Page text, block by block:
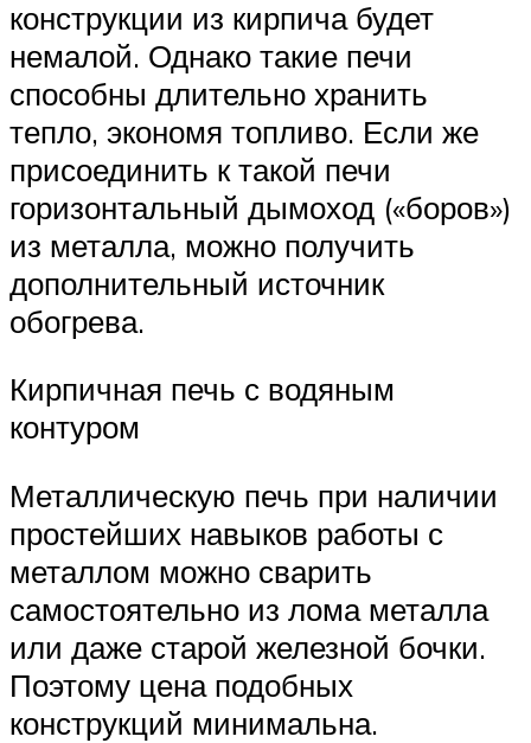
конструкции из кирпича будет
немалой. Однако такие печи
способны длительно хранить
тепло, экономя топливо. Если же
присоединить к такой печи
горизонтальный дымоход («боров»)
из металла, можно получить
дополнительный источник
обогрева.
Кирпичная печь с водяным
контуром
Металлическую печь при наличии
простейших навыков работы с
металлом можно сварить
самостоятельно из лома металла
или даже старой железной бочки.
Поэтому цена подобных
конструкций минимальна.